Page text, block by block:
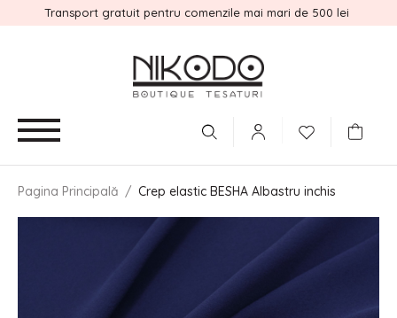
Transport gratuit pentru comenzile mai mari de 500 lei
Pagina Principală / Crep elastic BESHA Albastru inchis